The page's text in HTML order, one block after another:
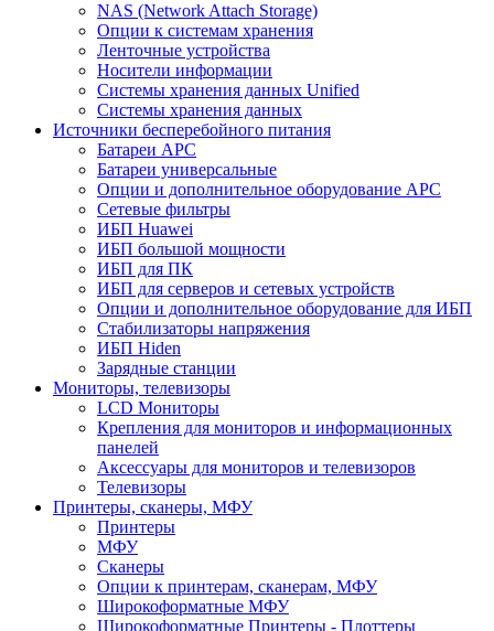
NAS (Network Attach Storage)
Опции к системам хранения
Ленточные устройства
Носители информации
Системы хранения данных Unified
Системы хранения данных
Источники бесперебойного питания
Батареи APC
Батареи универсальные
Опции и дополнительное оборудование АРС
Сетевые фильтры
ИБП Huawei
ИБП большой мощности
ИБП для ПК
ИБП для серверов и сетевых устройств
Опции и дополнительное оборудование для ИБП
Стабилизаторы напряжения
ИБП Hiden
Зарядные станции
Мониторы, телевизоры
LCD Мониторы
Крепления для мониторов и информационных
панелей
Аксессуары для мониторов и телевизоров
Телевизоры
Принтеры, сканеры, МФУ
Принтеры
МФУ
Сканеры
Опции к принтерам, сканерам, МФУ
Широкоформатные МФУ
Широкоформатные Принтеры - Плоттеры